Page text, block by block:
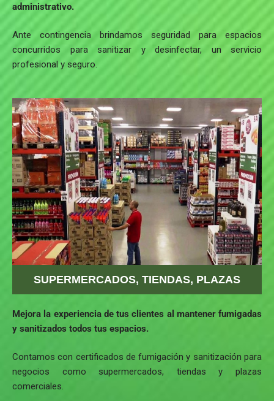
administrativo.
Ante contingencia brindamos seguridad para espacios
concurridos para sanitizar y desinfectar, un servicio
profesional y seguro.
SUPERMERCADOS, TIENDAS, PLAZAS
Mejora la experiencia de tus clientes al mantener fumigadas
y sanitizados todos tus espacios.
Contamos con certificados de fumigación y sanitización para
negocios como supermercados, tiendas y plazas
comerciales.